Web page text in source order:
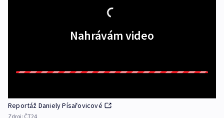
Nahrávám video
Reportáž Daniely Písařovicové
Zdroj: ČT24